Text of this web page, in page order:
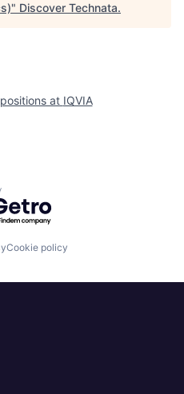
" Discover Technata.
at IQVIA
by Getro.com
Cookie policy